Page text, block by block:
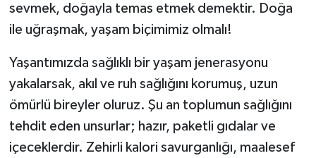
sevmek, doğayla temas etmek demektir. Doğa
ile uğraşmak, yaşam biçimimiz olmalı!
Yaşantımızda sağlıklı bir yaşam jenerasyonu
yakalarsak, akıl ve ruh sağlığını korumuş, uzun
ömürlü bireyler oluruz. Şu an toplumun sağlığını
tehdit eden unsurlar; hazır, paketli gıdalar ve
içeceklerdir. Zehirli kalori savurganlığı, maalesef